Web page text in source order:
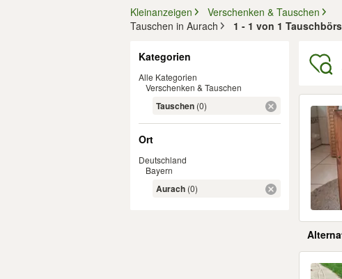
Kleinanzeigen
Verschenken & Tauschen
Tauschen in Aurach
1 - 1 von 1
Kategorien
Alle Kategorien
Verschenken & Tauschen
Tauschen (0)
Ort
Deutschland
Bayern
Aurach (0)